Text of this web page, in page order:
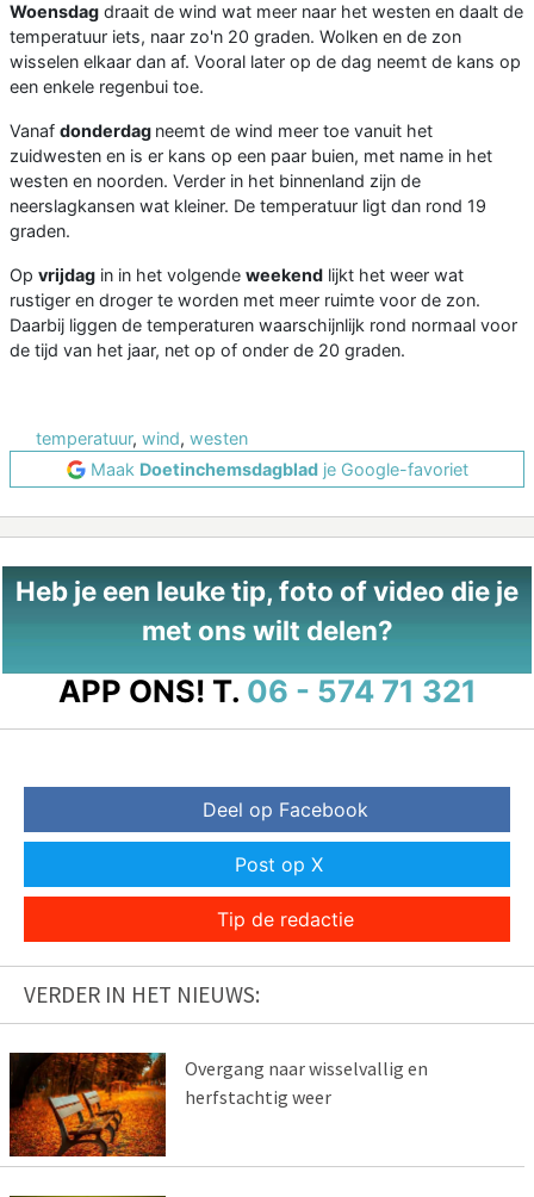
Woensdag draait de wind wat meer naar het westen en daalt de
temperatuur iets, naar zo'n 20 graden. Wolken en de zon
wisselen elkaar dan af. Vooral later op de dag neemt de kans op
een enkele regenbui toe.
Vanaf donderdag neemt de wind meer toe vanuit het
zuidwesten en is er kans op een paar buien, met name in het
westen en noorden. Verder in het binnenland zijn de
neerslagkansen wat kleiner. De temperatuur ligt dan rond 19
graden.
Op vrijdag in in het volgende weekend lijkt het weer wat
rustiger en droger te worden met meer ruimte voor de zon.
Daarbij liggen de temperaturen waarschijnlijk rond normaal voor
de tijd van het jaar, net op of onder de 20 graden.
temperatuur, wind, westen
Maak Doetinchemsdagbladje Google-favoriet
Heb je een leuke tip, foto of video die je
met ons wilt delen?
APP ONS! T. 06 - 574 71 321
Deel op Facebook
Post op X
Tip de redactie
VERDER IN HET NIEUWS:
Overgang naar wisselvallig en
herfstachtig weer